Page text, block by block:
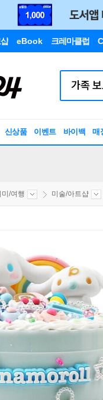
eBook 크레마클럽
신상품 이벤트 바이백 매
미/여행 미술/아트샵